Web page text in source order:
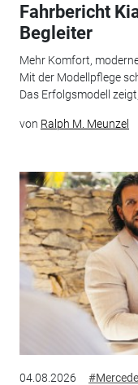
Fahrbericht
Begleiter
Mehr Komfort,
Mit der Modellpflege
Das Erfolgsmodell
von Ralph M. Meunzel
04.08.2026